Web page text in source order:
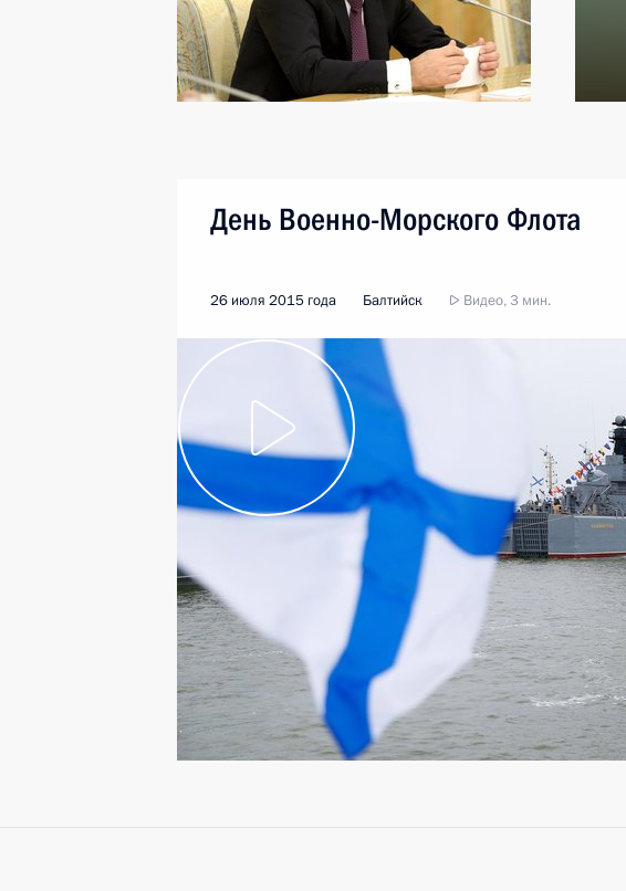
День Военно-Морского Флота
26 июля 2015 года Балтийск Видео, 3 мин.